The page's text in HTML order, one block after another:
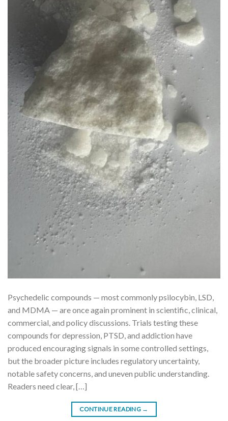
Psychedelic compounds — most commonly psilocybin, LSD,
and MDMA — are once again prominent in scientific, clinical,
commercial, and policy discussions. Trials testing these
compounds for depression, PTSD, and addiction have
produced encouraging signals in some controlled settings,
but the broader picture includes regulatory uncertainty,
notable safety concerns, and uneven public understanding.
Readers need clear, […]
CONTINUE READING →